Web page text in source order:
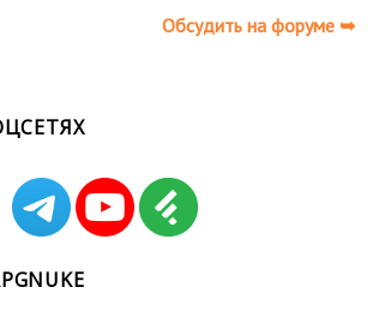
Обсудить на форуме ➥